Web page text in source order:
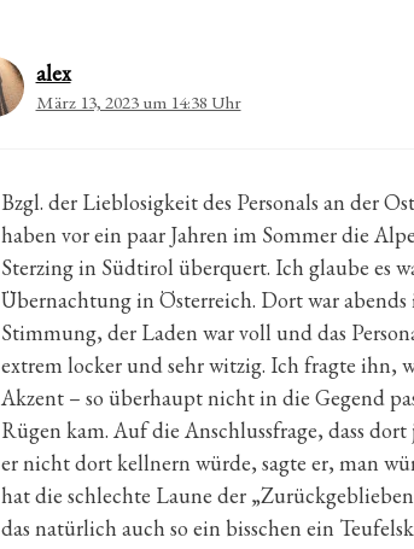
alex
März 13, 2023 um 14:38 Uhr
Bzgl. der Lieblosigkeit des Personals an der
haben vor ein paar Jahren im Sommer die
Sterzing in Südtirol überquert. Ich glaube es
Übernachtung in Österreich. Dort war
Stimmung, der Laden war voll und das
extrem locker und sehr witzig. Ich fragte ihn,
Akzent – so überhaupt nicht in die Gegend
Rügen kam. Auf die Anschlussfrage, dass
er nicht dort kellnern würde, sagte er, man
hat die schlechte Laune der
das natürlich auch so ein bisschen ein